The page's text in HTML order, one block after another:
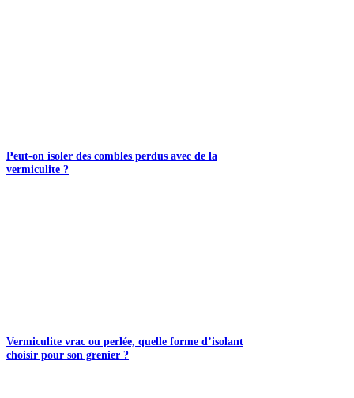
Peut-on isoler des combles perdus avec de la
vermiculite ?
Vermiculite vrac ou perlée, quelle forme d’isolant
choisir pour son grenier ?